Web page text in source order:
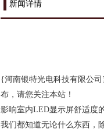
新闻详情
{河南银特光电科技有限公
布，请您关注本站！
影响室内LED显示屏舒适度
我们都知道无论什么东西，